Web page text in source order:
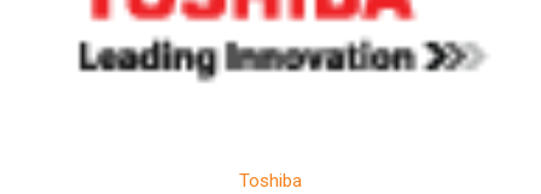
Toshiba